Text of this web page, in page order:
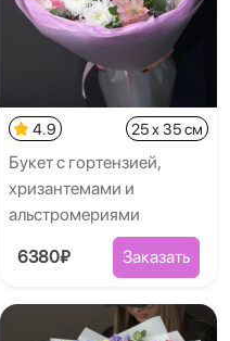
4.9 25 x 35 см
Букет с гортензией,
хризантемами и
альстромериями
6380₽ Заказать